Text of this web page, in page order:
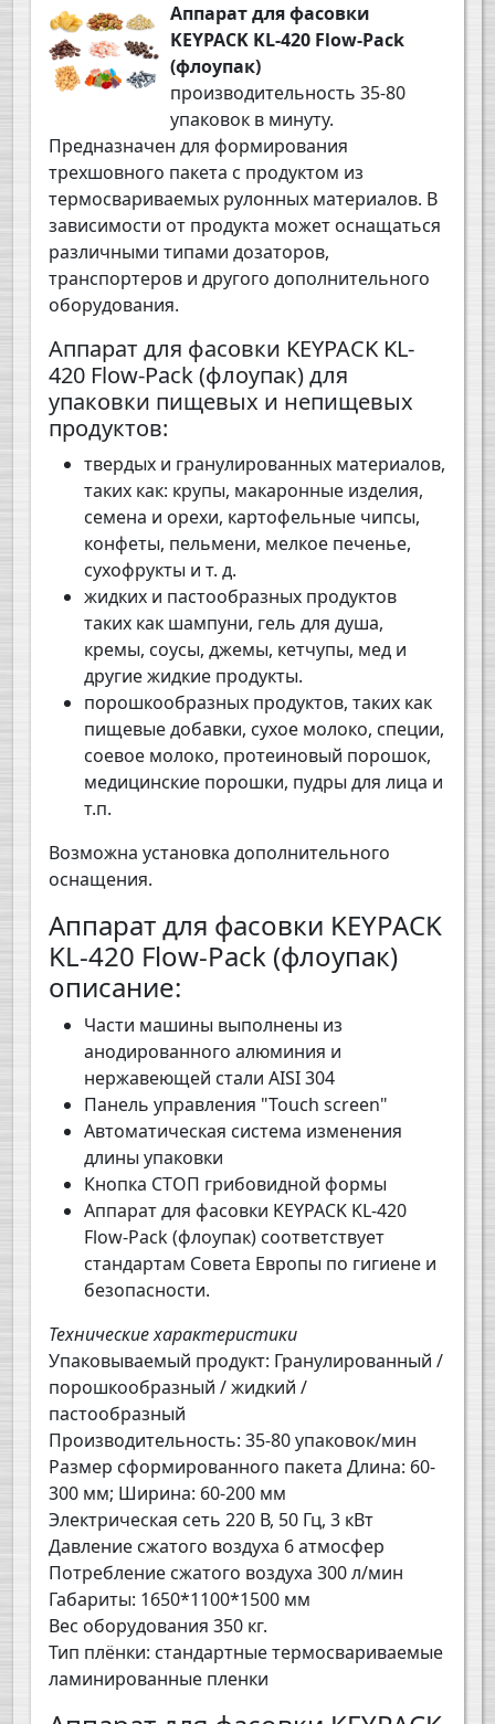
Аппарат для фасовки
KEYPACK KL-420 Flow-Pack
(флоупак)
производительность 35-80
упаковок в минуту.
Предназначен для формирования
трехшовного пакета с продуктом из
термосвариваемых рулонных материалов. В
зависимости от продукта может оснащаться
различными типами дозаторов,
транспортеров и другого дополнительного
оборудования.
Аппарат для фасовки KEYPACK KL-
420 Flow-Pack (флоупак) для
упаковки пищевых и непищевых
продуктов:
твердых и гранулированных материалов,
таких как: крупы, макаронные изделия,
семена и орехи, картофельные чипсы,
конфеты, пельмени, мелкое печенье,
сухофрукты и т. д.
жидких и пастообразных продуктов
таких как шампуни, гель для душа,
кремы, соусы, джемы, кетчупы, мед и
другие жидкие продукты.
порошкообразных продуктов, таких как
пищевые добавки, сухое молоко, специи,
соевое молоко, протеиновый порошок,
медицинские порошки, пудры для лица и
т.п.
Возможна установка дополнительного
оснащения.
Аппарат для фасовки KEYPACK
KL-420 Flow-Pack (флоупак)
описание:
Части машины выполнены из
анодированного алюминия и
нержавеющей стали AISI 304
Панель управления "Touch screen"
Автоматическая система изменения
длины упаковки
Кнопка СТОП грибовидной формы
Аппарат для фасовки KEYPACK KL-420
Flow-Pack (флоупак) соответствует
стандартам Совета Европы по гигиене и
безопасности.
Технические характеристики
Упаковываемый продукт: Гранулированный /
порошкообразный / жидкий /
пастообразный
Производительность: 35-80 упаковок/мин
Размер сформированного пакета Длина: 60-
300 мм; Ширина: 60-200 мм
Электрическая сеть 220 В, 50 Гц, 3 кВт
Давление сжатого воздуха 6 атмосфер
Потребление сжатого воздуха 300 л/мин
Габариты: 1650*1100*1500 мм
Вес оборудования 350 кг.
Тип плёнки: стандартные термосвариваемые
ламинированные пленки